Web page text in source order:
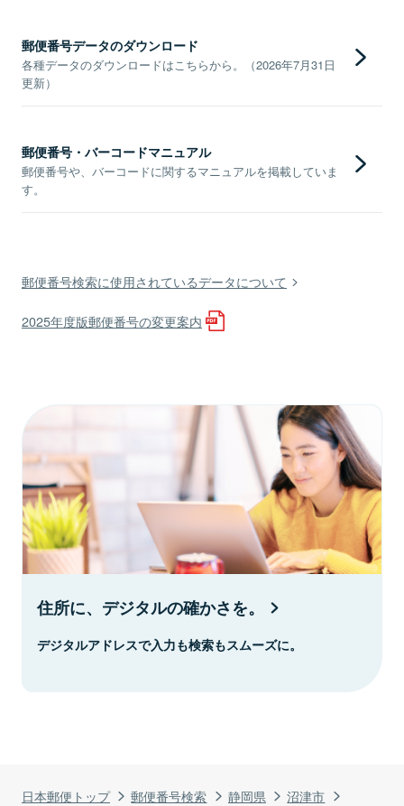
日本郵便トップ 郵便番号検索 静岡県
沼津市
郵便番号データのダウンロード
各種データのダウンロードはこちらから。（2026年7月31日
更新）
郵便番号・バーコードマニュアル
郵便番号や、バーコードに関するマニュアルを掲載していま
す。
郵便番号検索に使用されているデータについて
2025年度版郵便番号の変更案内
住所に、デジタルの確かさを。
デジタルアドレスで入力も検索もスムーズに。